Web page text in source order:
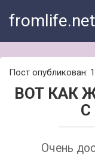
fromlife.net
Пост опубликован:
ВОТ КАК
Очень